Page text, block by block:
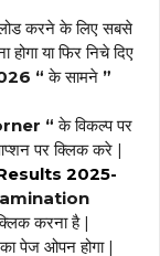
करने के लिए सबसे
या फिर निचे दिए
“ के सामने ”
“ के विकल्प पर
पर क्लिक करे |
2025-
करना है |
पेज ओपन होगा |